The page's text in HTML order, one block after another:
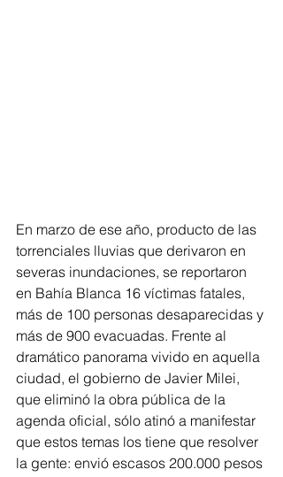
En marzo de ese año, producto de las
torrenciales lluvias que derivaron en
severas inundaciones, se reportaron
en Bahía Blanca 16 víctimas fatales,
más de 100 personas desaparecidas y
más de 900 evacuadas. Frente al
dramático panorama vivido en aquella
ciudad, el gobierno de Javier Milei,
que eliminó la obra pública de la
agenda oficial, sólo atinó a manifestar
que estos temas los tiene que resolver
la gente: envió escasos 200.000 pesos